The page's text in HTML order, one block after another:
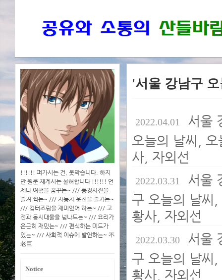
!!!!!! 퍼가시는 건, 못막습니다. 하지
만 원문 재게시는 불허합니다 !!!!!! 언
제나 여행을 꿈꾸는~ /// 풍경사진을
즐겨 찍는~ /// 자동차 운전을 즐기는~
/// 컴터조립을 재미있어 하는~ /// 고
전과 동시대물을 넘나드는~ /// 요리가
은근히 재밌는~ /// 편식하는 미드가
있는~ /// 사회적 이슈에 발언하는~ 不
老巨
Notice
'서울 강남구
2022.04.01 서울
오늘의 날씨,
사, 자외선
2022.03.31 서울
구 오늘의 날씨
황사, 자외선
2022.03.30 서울
구 오늘의 날씨
황사, 자외선